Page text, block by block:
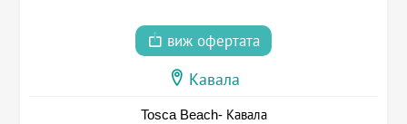
виж офертата
Кавала
Tosca Beach- Кавала